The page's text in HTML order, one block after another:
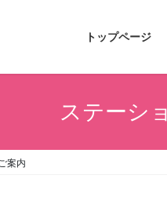
トップページ
ステーシ
案内